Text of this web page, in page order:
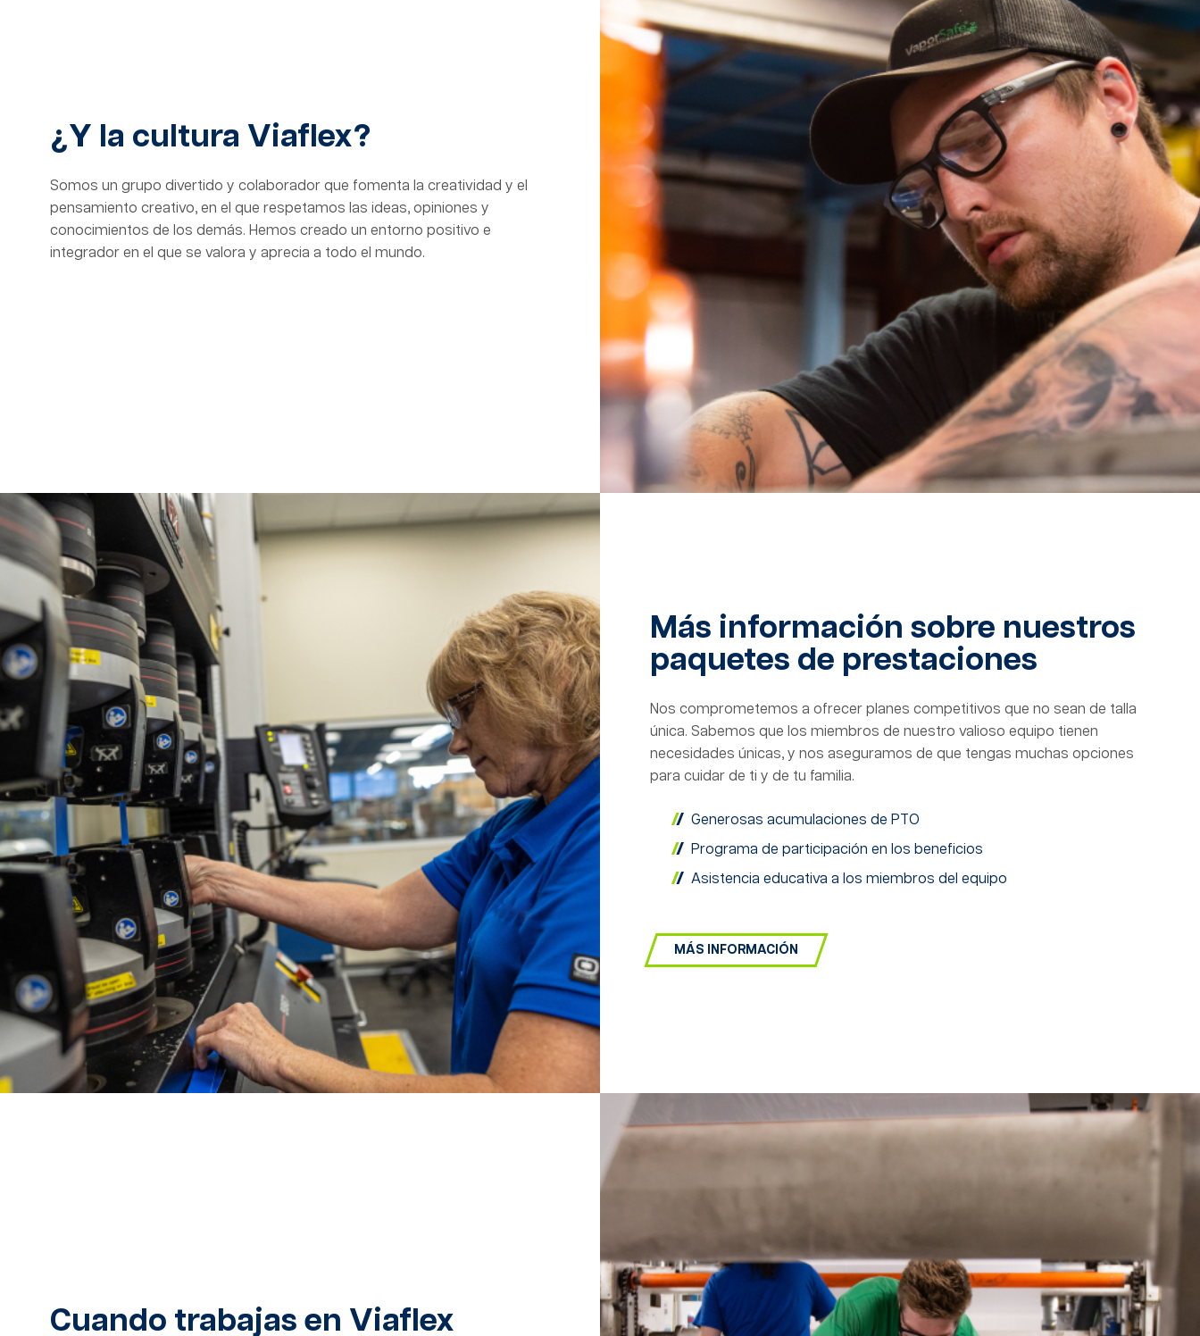
¿Y la cultura Viaflex?
Somos un grupo divertido y colaborador que fomenta la creatividad y el
pensamiento creativo, en el que respetamos las ideas, opiniones y
conocimientos de los demás. Hemos creado un entorno positivo e
integrador en el que se valora y aprecia a todo el mundo.
Más información sobre nuestros
paquetes de prestaciones
Nos comprometemos a ofrecer planes competitivos que no sean de talla
única. Sabemos que los miembros de nuestro valioso equipo tienen
necesidades únicas, y nos aseguramos de que tengas muchas opciones
para cuidar de ti y de tu familia.
Generosas acumulaciones de PTO
Programa de participación en los beneficios
Asistencia educativa a los miembros del equipo
MÁS INFORMACIÓN
Cuando trabajas en Viaflex